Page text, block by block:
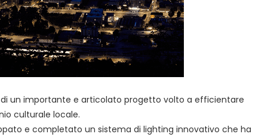
di un importante e articolato progetto volto a efficientare
culturale locale.
e completato un sistema di lighting innovativo che ha